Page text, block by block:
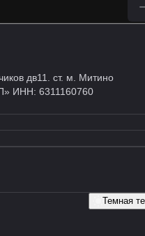
дв11. ст. м. Митино
ИНН: 6311160760
Темная